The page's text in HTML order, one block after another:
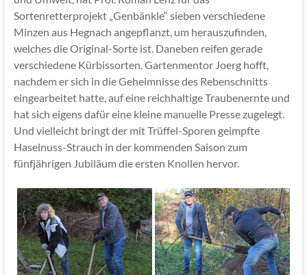
Sortenretterprojekt „Genbänkle“ sieben verschiedene
Minzen aus Hegnach angepflanzt, um herauszufinden,
welches die Original-Sorte ist. Daneben reifen gerade
verschiedene Kürbissorten. Gartenmentor Joerg hofft,
nachdem er sich in die Geheimnisse des Rebenschnitts
eingearbeitet hatte, auf eine reichhaltige Traubenernte und
hat sich eigens dafür eine kleine manuelle Presse zugelegt.
Und vielleicht bringt der mit Trüffel-Sporen geimpfte
Haselnuss-Strauch in der kommenden Saison zum
fünfjährigen Jubiläum die ersten Knollen hervor.